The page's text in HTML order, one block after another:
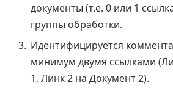
документы (т.е. 0 или 1
группы обработки.
Идентифицируется
минимум двумя ссылками
1, Линк 2 на Документ 2).